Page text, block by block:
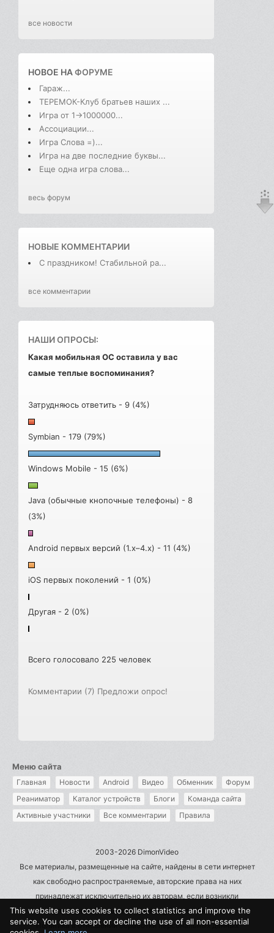
все новости
НОВОЕ НАФОРУМЕ
Гараж...
ТЕРЕМОК-Клуб братьев наших ...
Игра от 1->1000000...
Ассоциации...
Игра Слова =)...
Игра на две последние буквы...
Еще одна игра слова...
весь форум
НОВЫЕ КОММЕНТАРИИ
С праздником! Стабильной ра...
все комментарии
НАШИ ОПРОСЫ:
Какая мобильная ОС оставила у вас
самые теплые воспоминания?
Затрудняюсь ответить - 9 (4%)
Symbian - 179 (79%)
Windows Mobile - 15 (6%)
Java (обычные кнопочные телефоны) - 8
(3%)
Android первых версий (1.x–4.x) - 11 (4%)
iOS первых поколений - 1 (0%)
Другая - 2 (0%)
Всего голосовало 225 человек
Комментарии (7) Предложи опрос!
Меню сайта
Главная Новости Android Видео Обменник
Форум
Реаниматор
Каталог устройств Блоги
Команда сайта
Активные участники
Все комментарии Правила
2003-2026 DimonVideo
Все материалы, размещенные на сайте, найдены в сети интернет
как свободно распространяемые, авторские права на них
принадлежат исключительно их авторам, если возникли
претензии - пишите на admin@dimonvideo.ru
Политика в отношении обработки персональных данных
This website uses cookies to collect statistics and improve the
service. You can accept or decline the use of all non-essential